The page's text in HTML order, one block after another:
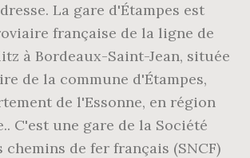
La gare d'Étampes est
française de la ligne de
à Bordeaux-Saint-Jean, située
de la commune d'Étampes,
de l'Essonne, en région
C'est une gare de la Société
chemins de fer français (SNCF)